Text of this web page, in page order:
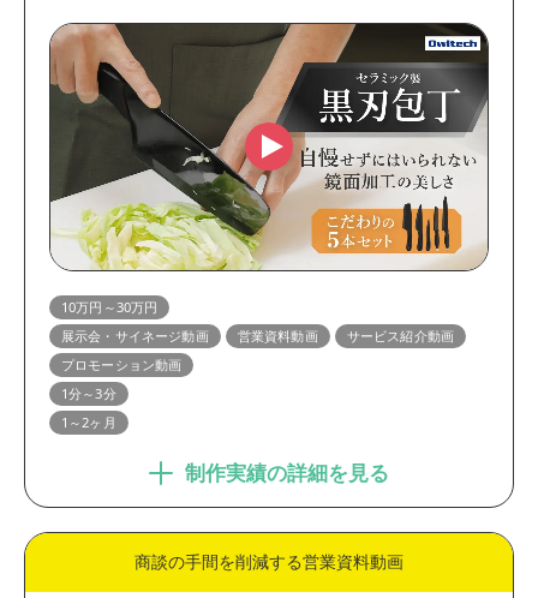
10万円～30万円
展示会・サイネージ動画
営業資料動画
サービス紹介動画
プロモーション動画
1分～3分
1～2ヶ月
制作実績の詳細を見る
商談の手間を削減する営業資料動画